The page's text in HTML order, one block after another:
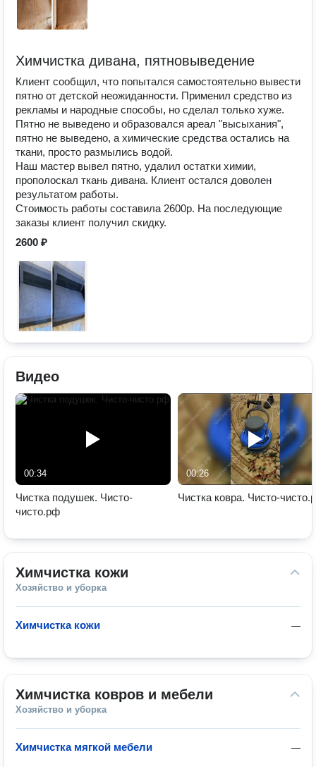
Химчистка дивана, пятновыведение
Клиент сообщил, что попытался самостоятельно вывести
пятно от детской неожиданности. Применил средство из
рекламы и народные способы, но сделал только хуже.
Пятно не выведено и образовался ареал "высыхания",
пятно не выведено, а химические средства остались на
ткани, просто размылись водой.
Наш мастер вывел пятно, удалил остатки химии,
прополоскал ткань дивана. Клиент остался доволен
результатом работы.
Стоимость работы составила 2600р. На последующие
заказы клиент получил скидку.
2600 ₽
Видео
00:34
Чистка подушек. Чисто-
чисто.рф
00:26
Чистка ковра. Чисто-
Химчистка кожи
Хозяйство и уборка
—
Химчистка кожи
Химчистка ковров и мебели
Хозяйство и уборка
—
Химчистка мягкой мебели